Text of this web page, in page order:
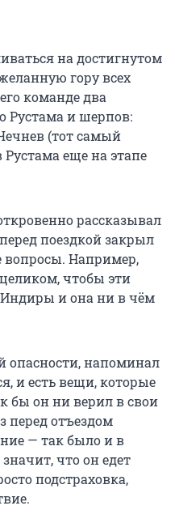
на достигнутом
гору всех
команде два
Рустама и шерпов:
(тот самый
еще на этапе
рассказывал
поездкой закрыл
Например,
чтобы эти
Индиры и она ни в чём
напоминал
и есть вещи, которые
бы он ни верил в свои
перед отъездом
— так было и в
что он едет
подстраховка,